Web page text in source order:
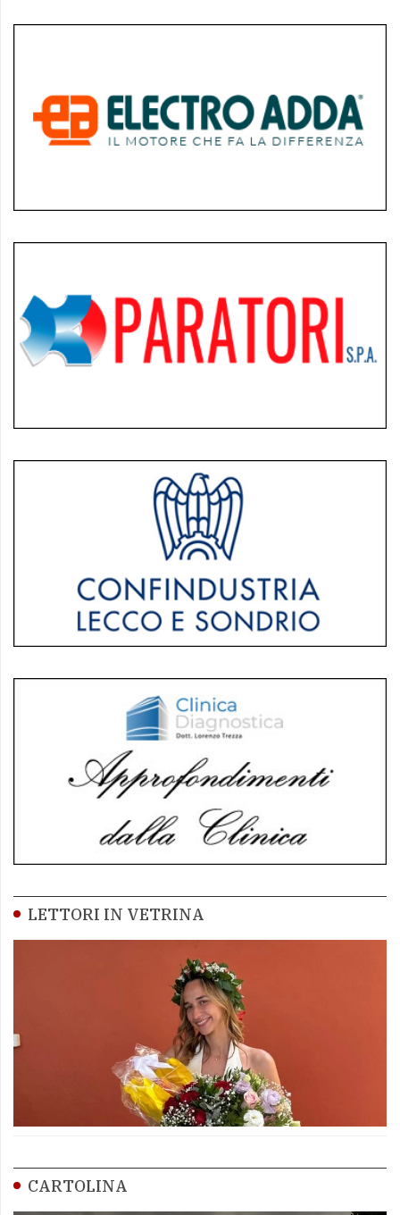
LETTORI IN VETRINA
CARTOLINA